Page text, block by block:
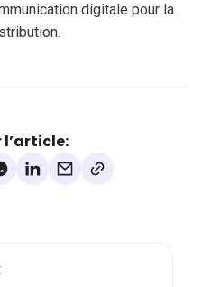
digitale pour la